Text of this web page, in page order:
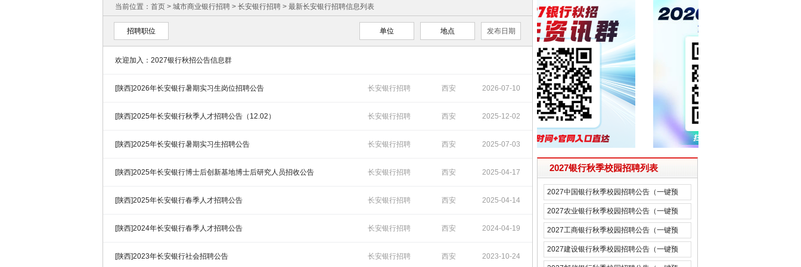
当前位置： 首页 > 城市商业银行招聘 > 长安银行招聘 > 最新长安银行招聘信息列表
招聘职位 单位 地点 发布日期
欢迎加入：2027银行秋招公告信息群
[陕西]2026年长安银行暑期实习生岗位招聘公告 长安银行招聘 西安 2026-07-10
09:49:51
[陕西]2025年长安银行秋季人才招聘公告（12.02） 长安银行招聘 西安 2025-12-02
16:41:26
[陕西]2025年长安银行暑期实习生招聘公告 长安银行招聘 西安 2025-07-03
17:17:06
[陕西]2025年长安银行博士后创新基地博士后研究人员招收公告 长安银行招聘 西安 2025-04-17
17:16:08
[陕西]2025年长安银行春季人才招聘公告 长安银行招聘 西安 2025-04-14
14:04:41
[陕西]2024年长安银行春季人才招聘公告 长安银行招聘 西安 2024-04-19
14:00:48
[陕西]2023年长安银行社会招聘公告 长安银行招聘 西安 2023-10-24
2027银行秋季校园招聘列表
2027中国银行秋季校园招聘公告（一键预
约）
2027农业银行秋季校园招聘公告（一键预
约）
2027工商银行秋季校园招聘公告（一键预
约）
2027建设银行秋季校园招聘公告（一键预
约）